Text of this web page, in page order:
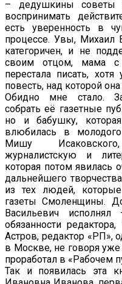
– дедушкины советы
воспринимать
есть уверенность в
процессе. Увы, Михаил
категоричен, и не
своим отцом, мама с
перестала писать,
повесть, над которой
Обидно мне стало.
собрать её газетные
но и бабушку,
влюбилась в молодого
Мишу
журналистскую и
которая потом явилась
дальнейшего
из тех людей,
газеты Смоленщины.
Васильевич
обязанности
Астров, редактор «РП»,
в Москве, не говоря
проработал в «Рабочем
Так и появилась эта